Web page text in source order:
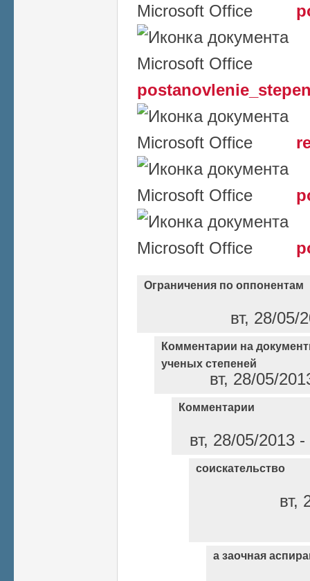
Ограничения по оппонентам
вт, 28/05/
Комментарии на
ученых степеней
вт, 28/05/
Комментарии
вт, 28/05/2013
соискательство
вт,
а заочная